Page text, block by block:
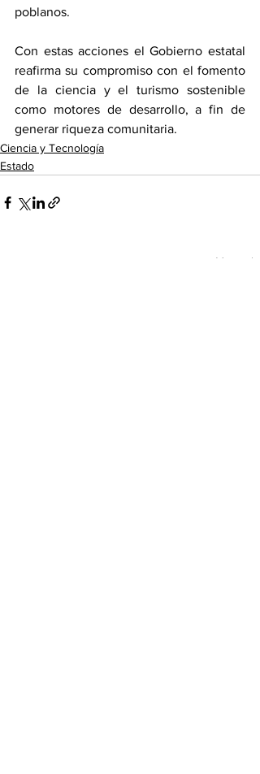
poblanos.
Con estas acciones el Gobierno estatal
reafirma su compromiso con el fomento
de la ciencia y el turismo sostenible
como motores de desarrollo, a fin de
generar riqueza comunitaria.
Ciencia y Tecnología
Estado
Ver todo